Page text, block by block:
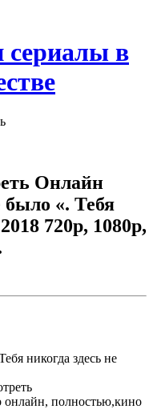
сериалы в
Онлайн
было «. Тебя
720p, 1080p,
никогда здесь не
онлайн, полностью,кино